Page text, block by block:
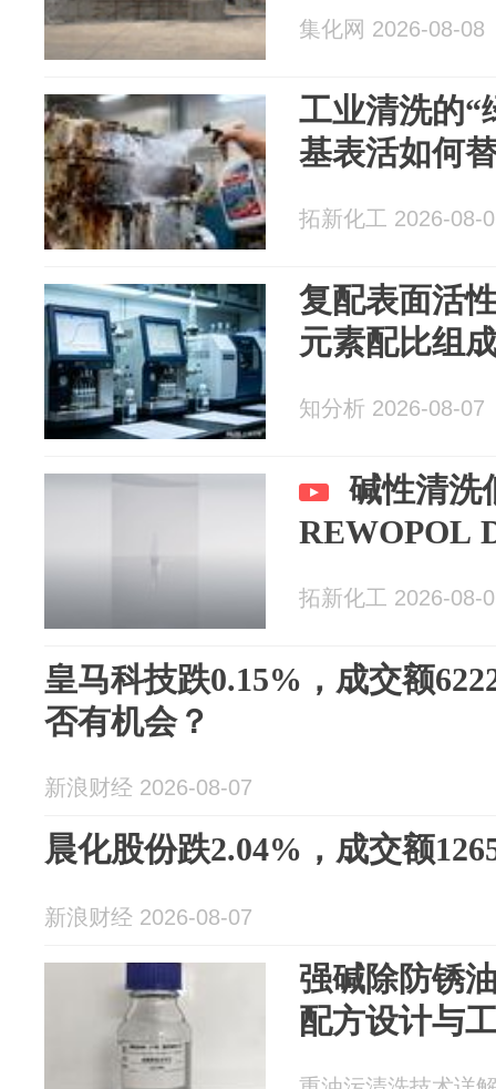
集化网 2026-08-08
工业清洗的
基表活如何
拓新化工 2026-08-
复配表面活
元素配比组
知分析 2026-08-07
碱性清洗
REWOPOL
拓新化工 2026-08-
皇马科技跌0.15%，成交额
否有机会？
新浪财经 2026-08-07
晨化股份跌2.04%，成交额
新浪财经 2026-08-07
强碱除防锈
配方设计与